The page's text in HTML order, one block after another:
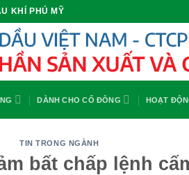
KHÍ PHÚ MỸ
DÀNH CHO CỔ ĐÔNG HOẠT
TIN TRONG NGÀNH
bất chấp lệnh